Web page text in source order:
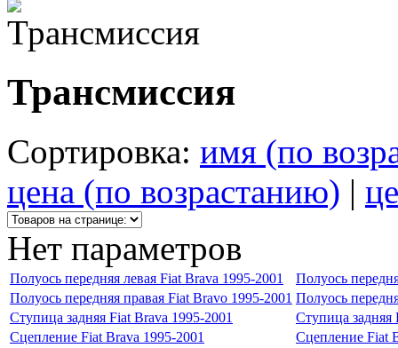
Трансмиссия
Сортировка: имя (по
цена (по возрастанию) |
Нет параметров
Полуось передняя левая Fiat Brava 1995-2001
Полуось
Полуось передняя правая Fiat Bravo 1995-2001 Полуось
Ступица задняя Fiat Brava 1995-2001
Ступица задняя
Сцепление Fiat Brava 1995-2001
Сцепление Fiat